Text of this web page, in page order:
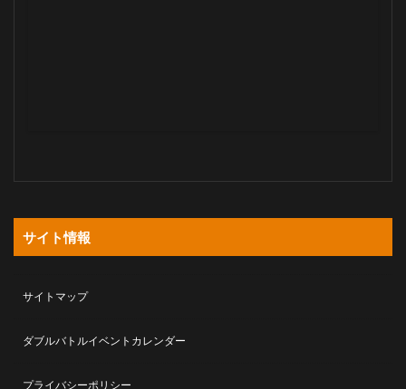
サイト情報
サイトマップ
ダブルバトルイベントカレンダー
プライバシーポリシー